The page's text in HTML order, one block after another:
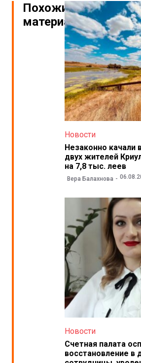
Похожие
материалы
Новости
Незаконно качали
двух жителей
на 7,8 тыс. леев
Вера Балахнова
Новости
Счетная палата
восстановление в